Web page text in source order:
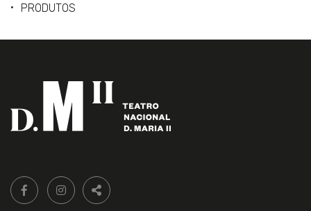
PRODUTOS
Siga-
nos:
FACEBOOK LIVRARIA DO TEATRO ONLINE.
INSTAGRAM LIVRARIA DO TEATRO ONLINE.
PARTILHAR